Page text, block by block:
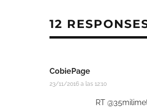
12
CobiePage
23/11/2016 a las 12:10
RT